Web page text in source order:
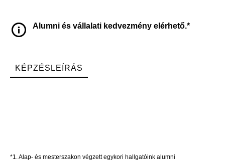
Alumni és vállalati kedvezmény elérhető.*
KÉPZÉSLEÍRÁS
*1. Alap- és mesterszakon végzett egykori hallgatóink alumni